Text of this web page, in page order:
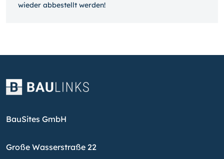
wieder ab­bestellt werden!
BauSites GmbH
Große Wasserstraße 22